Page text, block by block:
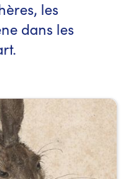
les
dans les